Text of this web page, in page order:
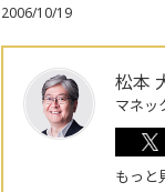
2006/10/19
松本
マネッ
もっと